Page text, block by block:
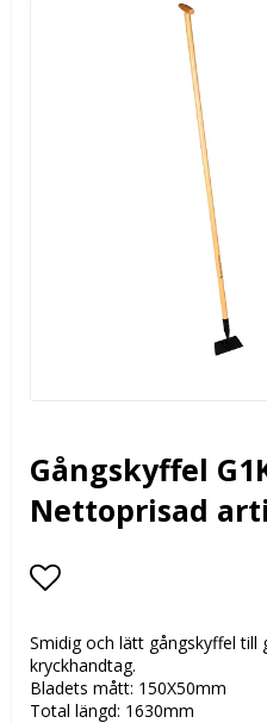
Gångskyffel
Nettoprisad
Lägg till i
Smidig och lätt gångskyffel till
kryckhandtag.
Bladets mått: 150X50mm
Total längd: 1630mm